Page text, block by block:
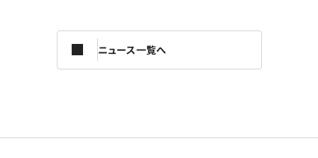
ニュース一覧へ